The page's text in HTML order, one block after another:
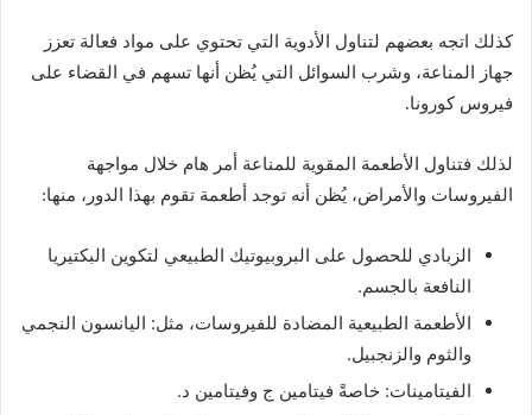
كذلك اتجه بعضهم لتناول الأدوية التي تحتوي على مواد فعالة تعزز
جهاز المناعة، وشرب السوائل التي يُظن أنها تسهم في القضاء على
فيروس كورونا.
لذلك فتناول الأطعمة المقوية للمناعة أمر هام خلال مواجهة
الفيروسات والأمراض، يُظن أنه توجد أطعمة تقوم بهذا الدور، منها:
الزبادي للحصول على البروبيوتيك الطبيعي لتكوين البكتيريا
النافعة بالجسم.
الأطعمة الطبيعية المضادة للفيروسات، مثل: اليانسون النجمي
والثوم والزنجبيل.
الفيتامينات: خاصةً فيتامين ج وفيتامين د.